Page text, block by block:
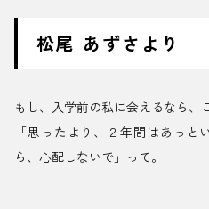
松尾 あずさより
もし、入学前の私に会えるなら、
「思ったより、２年間はあっ
ら、心配しないで」って。